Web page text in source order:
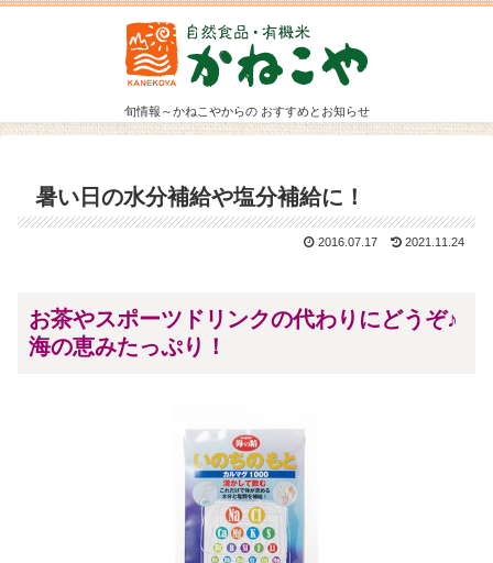
旬情報～かねこやからの おすすめとお知らせ
暑い日の水分補給や塩分補給に！
2016.07.17 2021.11.24
お茶やスポーツドリンクの代わりにどうぞ♪
海の恵みたっぷり！